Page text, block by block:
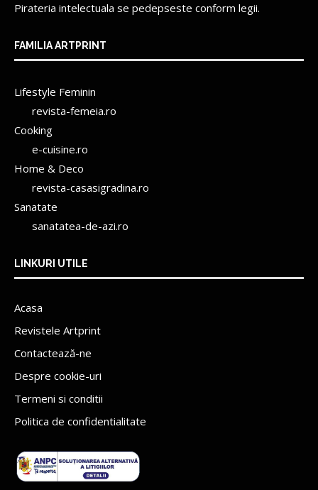
Pirateria intelectuala se pedepseste conform legii.
FAMILIA ARTPRINT
Lifestyle Feminin
revista-femeia.ro
Cooking
e-cuisine.ro
Home & Deco
revista-casasigradina.ro
Sanatate
sanatatea-de-azi.ro
LINKURI UTILE
Acasa
Revistele Artprint
Contactează-ne
Despre cookie-uri
Termeni si conditii
Politica de confidentialitate